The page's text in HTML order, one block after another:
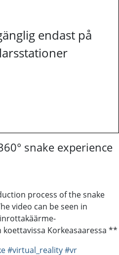
endast på
snake experience
process of the snake
video can be seen in
Korkeasaaressa **
#virtual_reality#vr